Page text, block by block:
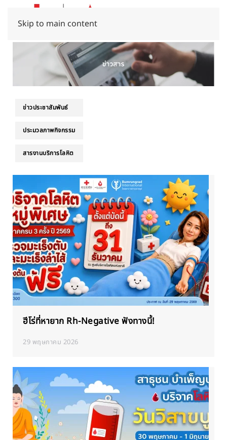
Skip to main content
ข่าวประชาสัมพันธ์
ประมวลภาพกิจกรรม
สารงานบริการโลหิต
ฮีโร่ที่หายาก Rh-Negative ฟังทางนี้!
29 พฤษภาคม 2026